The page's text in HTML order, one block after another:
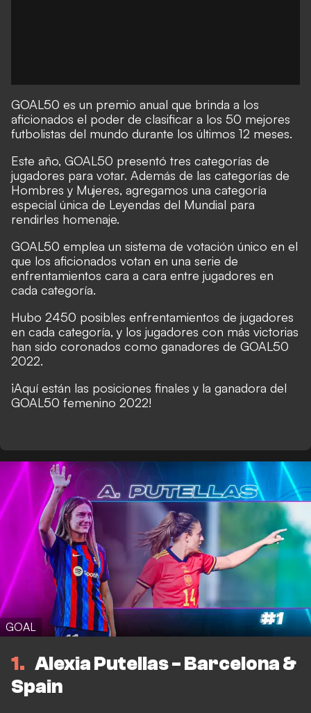
GOAL50 es un premio anual que brinda a los
aficionados el poder de clasificar a los 50 mejores
futbolistas del mundo durante los últimos 12 meses.
Este año, GOAL50 presentó tres categorías de
jugadores para votar. Además de las categorías de
Hombres y Mujeres, agregamos una categoría
especial única de Leyendas del Mundial para
rendirles homenaje.
GOAL50 emplea un sistema de votación único en el
que los aficionados votan en una serie de
enfrentamientos cara a cara entre jugadores en
cada categoría.
Hubo 2450 posibles enfrentamientos de jugadores
en cada categoría, y los jugadores con más victorias
han sido coronados como ganadores de GOAL50
2022.
¡Aquí están las posiciones finales y la ganadora del
GOAL50 femenino 2022!
GOAL
1
Alexia Putellas - Barcelona &
Spain